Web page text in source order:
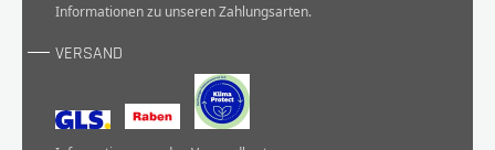
Informationen zu unserenZahlungsarten.
VERSAND